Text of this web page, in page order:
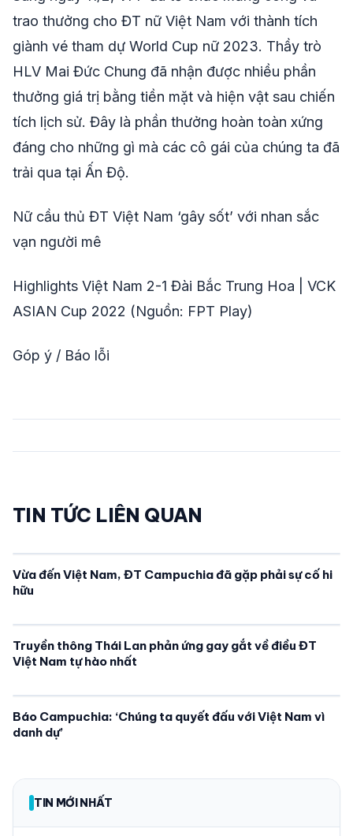
trao thưởng cho ĐT nữ Việt Nam với thành tích
giành vé tham dự World Cup nữ 2023. Thầy trò
HLV Mai Đức Chung đã nhận được nhiều phần
thưởng giá trị bằng tiền mặt và hiện vật sau chiến
tích lịch sử. Đây là phần thưởng hoàn toàn xứng
đáng cho những gì mà các cô gái của chúng ta đã
trải qua tại Ấn Độ.
Nữ cầu thủ ĐT Việt Nam ‘gây sốt’ với nhan sắc
vạn người mê
Highlights Việt Nam 2-1 Đài Bắc Trung Hoa | VCK
ASIAN Cup 2022 (Nguồn: FPT Play)
Góp ý / Báo lỗi
TIN TỨC LIÊN QUAN
Vừa đến Việt Nam, ĐT Campuchia đã gặp phải sự cố hi
hữu
Truyền thông Thái Lan phản ứng gay gắt về điều ĐT
Việt Nam tự hào nhất
Báo Campuchia: ‘Chúng ta quyết đấu với Việt Nam vì
danh dự’
TIN MỚI NHẤT